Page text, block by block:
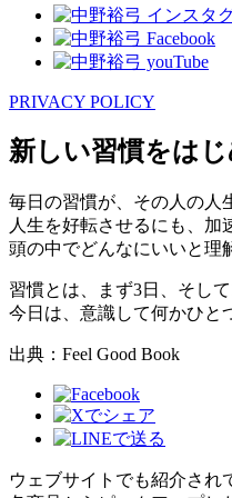
PRIVACY POLICY
新しい習慣をはじ
毎日の習慣が、その人の人
人生を好転させるにも、加
頭の中でどんなにいいと理
習慣とは、まず3日、そし
今日は、意識して何かひと
出典：Feel Good Book
ウェブサイトでも紹介され